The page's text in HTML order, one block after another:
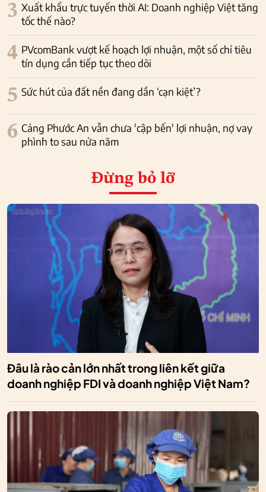
3 Xuất khẩu trực tuyến thời AI: Doanh nghiệp Việt tăng
tốc thế nào?
4 PVcomBank vượt kế hoạch lợi nhuận, một số chỉ tiêu
tín dụng cần tiếp tục theo dõi
5 Sức hút của đất nền đang dần ‘cạn kiệt’?
6 Cảng Phước An vẫn chưa 'cập bến' lợi nhuận, nợ vay
phình to sau nửa năm
Đừng bỏ lỡ
Đâu là rào cản lớn nhất trong liên kết giữa
doanh nghiệp FDI và doanh nghiệp Việt Nam?